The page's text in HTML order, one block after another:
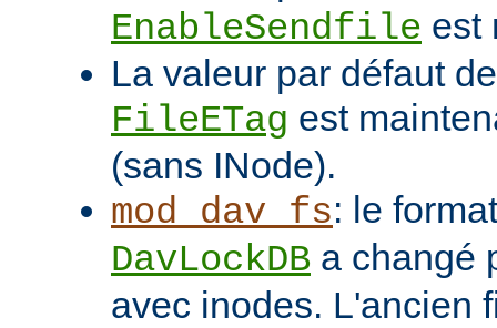
EnableSendfile est
La valeur par défaut
FileETag est
(sans INode).
mod_dav_fs: le
DavLockDB a changé
avec inodes. L'ancien